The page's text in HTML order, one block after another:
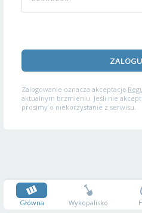
Zalogowanie oznacza akceptację
aktualnym brzmieniu. Jeśli nie
prosimy o niekorzystanie z serwisu.
Główna Wykopalisko